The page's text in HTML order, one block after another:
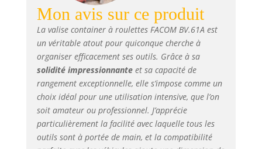
pratique pour
placer les outils de
grandes
dimensions, et les
3 boîtes de
rangement servent
à stocker les
petites pièces
Sécurité :
l’utilisateur
dispose de
serrures de sûreté
Mon avis sur ce produit
La valise container à roulettes FACOM BV.61A est
un véritable atout pour quiconque cherche à
organiser efficacement ses outils. Grâce à sa
solidité impressionnanteet sa capacité de
rangement exceptionnelle, elle s’impose comme un
choix idéal pour une utilisation intensive, que l’on
soit amateur ou professionnel. J’apprécie
particulièrement la facilité avec laquelle tous les
outils sont à portée de main, et la compatibilité